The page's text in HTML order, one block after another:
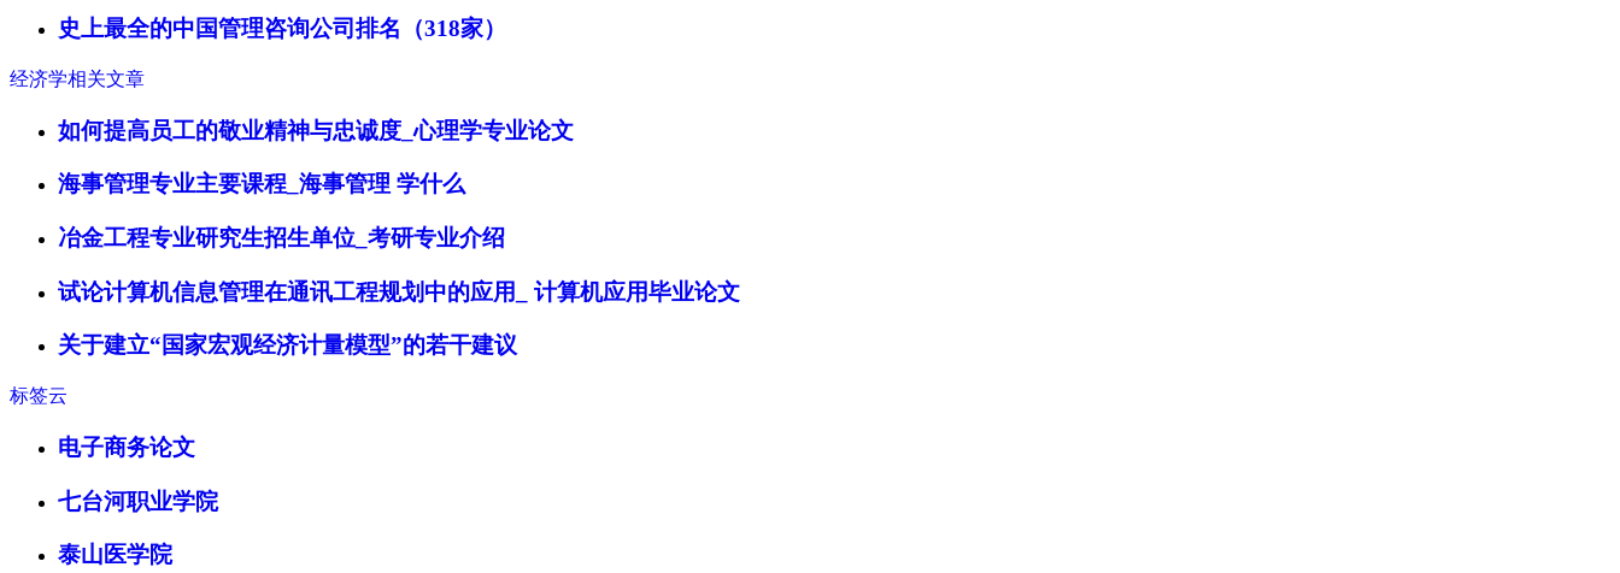
史上最全的中国管理咨询公司排名（318家）
经济学相关文章
如何提高员工的敬业精神与忠诚度_心理学专业论文
海事管理专业主要课程_海事管理 学什么
冶金工程专业研究生招生单位_考研专业介绍
试论计算机信息管理在通讯工程规划中的应用_ 计算机应用毕业论文
关于建立“国家宏观经济计量模型”的若干建议
标签云
电子商务论文
七台河职业学院
泰山医学院
加入经管之家，拥有更多权限。